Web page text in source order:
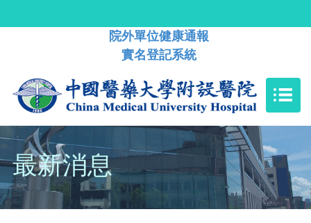
院外單位健康通報
實名登記系統
最新消息